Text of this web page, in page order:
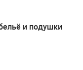
и подушки